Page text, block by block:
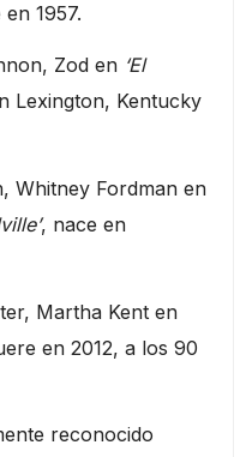
1957.
Zod en ‘El
Lexington, Kentucky
Whitney Fordman en
, nace en
Martha Kent en
en 2012, a los 90
reconocido